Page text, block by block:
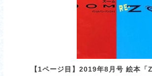
【1ページ目】2019年8月号 絵本「